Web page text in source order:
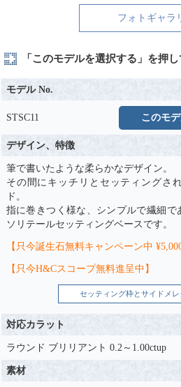
フォトギャラ
「このモデルを選択する」を押し
モデル No.
STSC11 このモ
デザイン、特徴
筆で書いたような柔らかなデザイン。
その間にキッチリとセッティングさ
ド。
指に巻きつく様な、シンプルで繊細で
ソリテールセッティングベースです。
【只今誕生石無料キャンペーン中
【只今H&Cスコープ無料進呈中】
セッティング枠とサイドメ
対応カラット
ラウンド ブリリアント 0.2～1.00ctup
素材